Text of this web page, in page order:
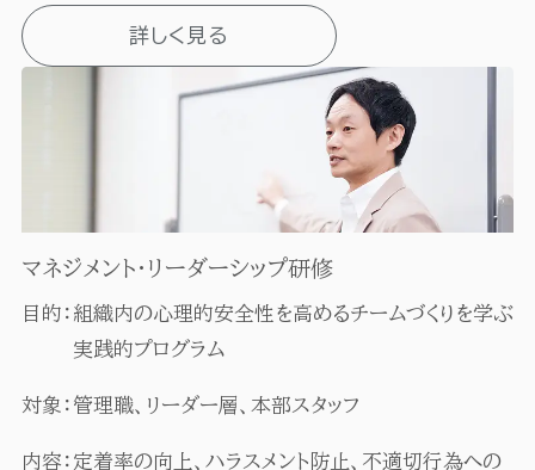
詳しく見る
マネジメント・リーダーシップ研修
目的： 組織内の心理的安全性を高めるチームづくりを学ぶ
実践的プログラム
対象： 管理職、リーダー層、本部スタッフ
内容： 定着率の向上、ハラスメント防止、不適切行為への